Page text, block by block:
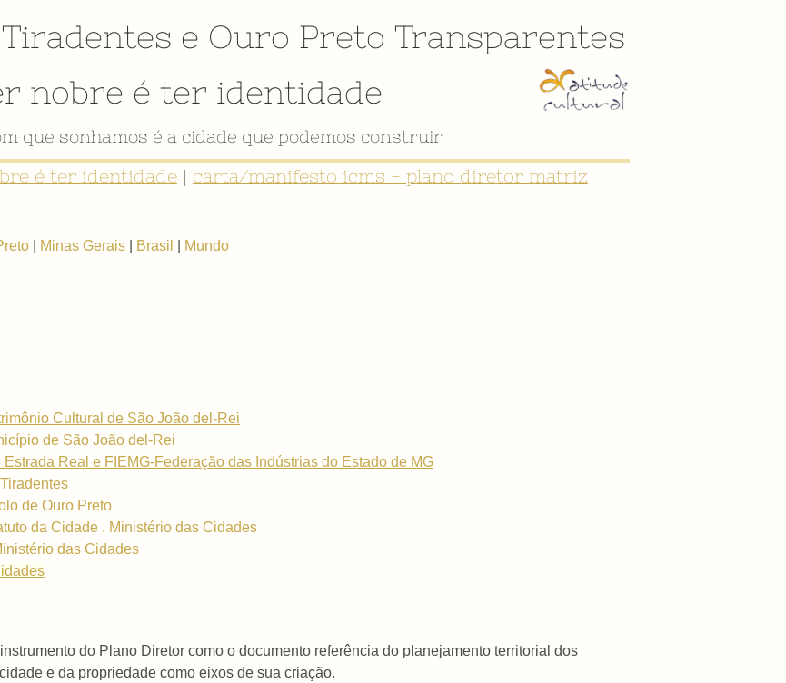
Tiradentes e Ouro Preto Transparentes
nobre é ter identidade
que sonhamos é a cidade que podemos construir
é ter identidade | carta/manifesto icms - plano diretor matriz
Minas Gerais Brasil Mundo
Cultural de São João del-Rei
de São João del-Rei
Real e FIEMG-Federação das Indústrias do Estado de MG
de Ouro Preto
da Cidade . Ministério das Cidades
das Cidades
do Plano Diretor como o documento referência do planejamento territorial dos
e da propriedade como eixos de sua criação.